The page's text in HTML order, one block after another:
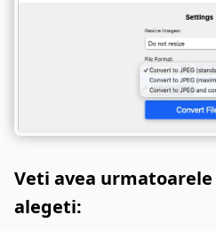
Veti avea
alegeti: